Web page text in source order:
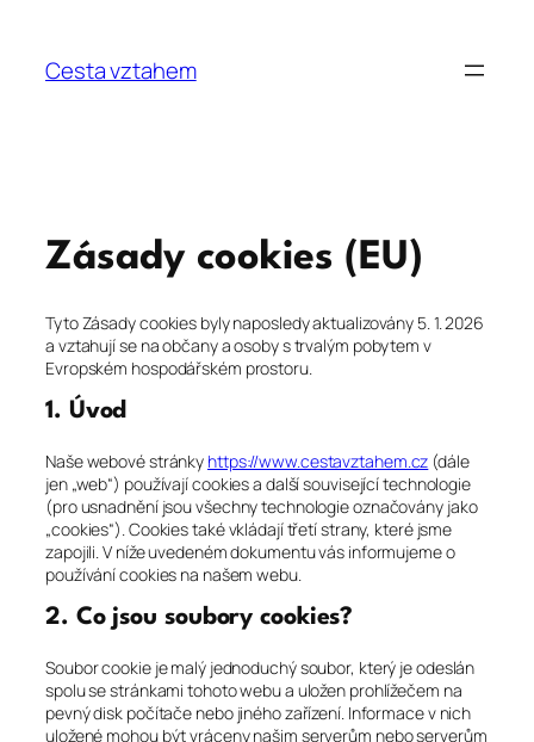
obsahCesta vztahem
Zásady cookies (EU)
Tyto Zásady cookies byly naposledy aktualizovány 5. 1. 2026
a vztahují se na občany a osoby s trvalým pobytem v
Evropském hospodářském prostoru.
1. Úvod
Naše webové stránky https://www.cestavztahem.cz (dále
jen „web“) používají cookies a další související technologie
(pro usnadnění jsou všechny technologie označovány jako
„cookies“). Cookies také vkládají třetí strany, které jsme
zapojili. V níže uvedeném dokumentu vás informujeme o
používání cookies na našem webu.
2. Co jsou soubory cookies?
Soubor cookie je malý jednoduchý soubor, který je odeslán
spolu se stránkami tohoto webu a uložen prohlížečem na
pevný disk počítače nebo jiného zařízení. Informace v nich
uložené mohou být vráceny našim serverům nebo serverům